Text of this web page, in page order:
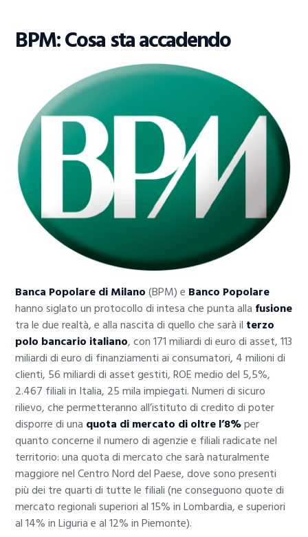
BPM: Cosa sta accadendo
Banca Popolare di Milano(BPM) e Banco Popolare
hanno siglato un protocollo di intesa che punta alla fusione
tra le due realtà, e alla nascita di quello che sarà il terzo
polo bancario italiano, con 171 miliardi di euro di asset, 113
miliardi di euro di finanziamenti ai consumatori, 4 milioni di
clienti, 56 miliardi di asset gestiti, ROE medio del 5,5%,
2.467 filiali in Italia, 25 mila impiegati. Numeri di sicuro
rilievo, che permetteranno all’istituto di credito di poter
disporre di una quota di mercato di oltre l’8%per
quanto concerne il numero di agenzie e filiali radicate nel
territorio: una quota di mercato che sarà naturalmente
maggiore nel Centro Nord del Paese, dove sono presenti
più dei tre quarti di tutte le filiali (ne conseguono quote di
mercato regionali superiori al 15% in Lombardia, e superiori
al 14% in Liguria e al 12% in Piemonte).